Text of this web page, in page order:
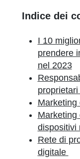
Indice dei
I 10
prendere
nel 2023
Marketing
Marketing
dispositivi
Rete di
digitale